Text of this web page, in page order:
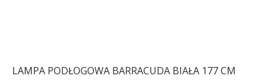
LAMPA PODŁOGOWA BARRACUDA BIAŁA 177 CM